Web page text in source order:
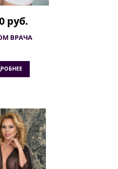
руб.
ВРАЧА